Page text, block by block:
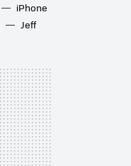
iPhone
Jeff